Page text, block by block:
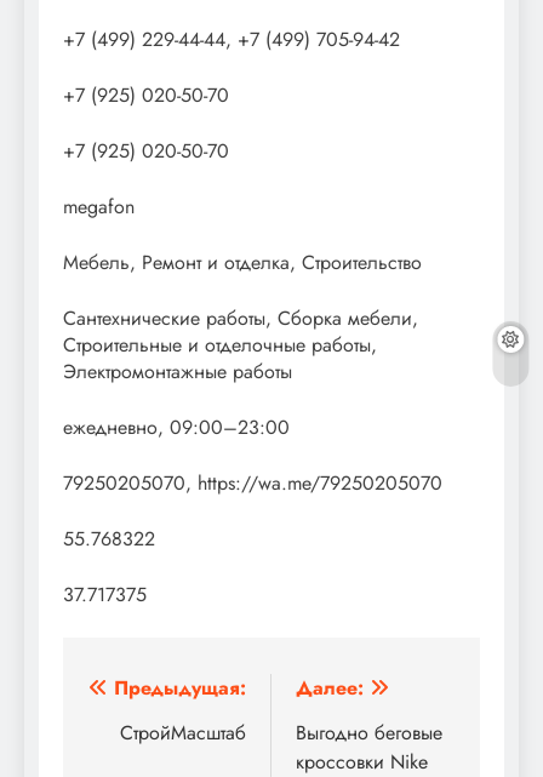
+7 (499) 229-44-44, +7 (499) 705-94-42
+7 (925) 020-50-70
+7 (925) 020-50-70
megafon
Мебель, Ремонт и отделка, Строительство
Сантехнические работы, Сборка мебели,
Строительные и отделочные работы,
Электромонтажные работы
ежедневно, 09:00–23:00
79250205070, https://wa.me/79250205070
55.768322
37.717375
Навигация
Предыдущая:
СтройМасштаб
Далее:
Выгодно беговые
кроссовки Nike